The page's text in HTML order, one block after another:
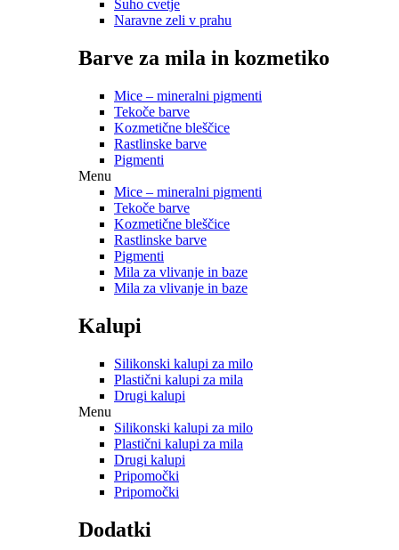
Suho cvetje
Naravne zeli v prahu
Barve za mila in kozmetiko
Mice – mineralni pigmenti
Tekoče barve
Kozmetične bleščice
Rastlinske barve
Pigmenti
Menu
Mice – mineralni pigmenti
Tekoče barve
Kozmetične bleščice
Rastlinske barve
Pigmenti
Mila za vlivanje in baze
Mila za vlivanje in baze
Kalupi
Silikonski kalupi za milo
Plastični kalupi za mila
Drugi kalupi
Menu
Silikonski kalupi za milo
Plastični kalupi za mila
Drugi kalupi
Pripomočki
Pripomočki
Dodatki